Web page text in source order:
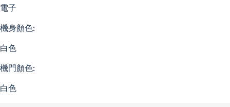
電子
機身顏色:
白色
機門顏色:
白色